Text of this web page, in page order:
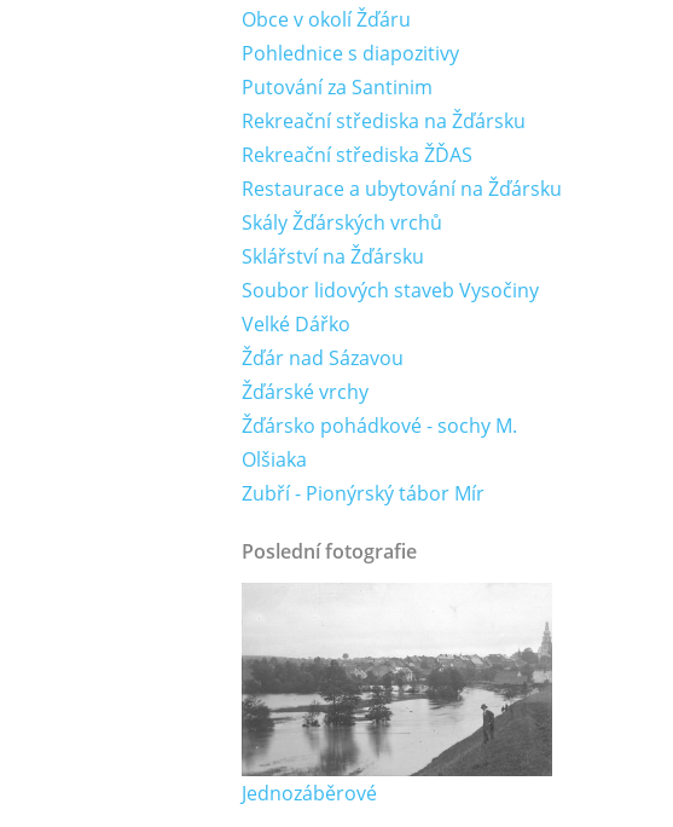
Obce v okolí Žďáru
Pohlednice s diapozitivy
Putování za Santinim
Rekreační střediska na Žďársku
Rekreační střediska ŽĎAS
Restaurace a ubytování na Žďársku
Skály Žďárských vrchů
Sklářství na Žďársku
Soubor lidových staveb Vysočiny
Velké Dářko
Žďár nad Sázavou
Žďárské vrchy
Žďársko pohádkové - sochy M.
Olšiaka
Zubří - Pionýrský tábor Mír
Poslední fotografie
Jednozáběrové